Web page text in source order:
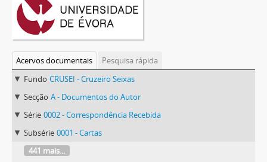
Acervos documentais
Pesquisa rápida
Fundo CRUSEI - Cruzeiro Seixas
Secção A - Documentos do Autor
Série 0002 - Correspondência Recebida
Subsérie 0001 - Cartas
441 mais...